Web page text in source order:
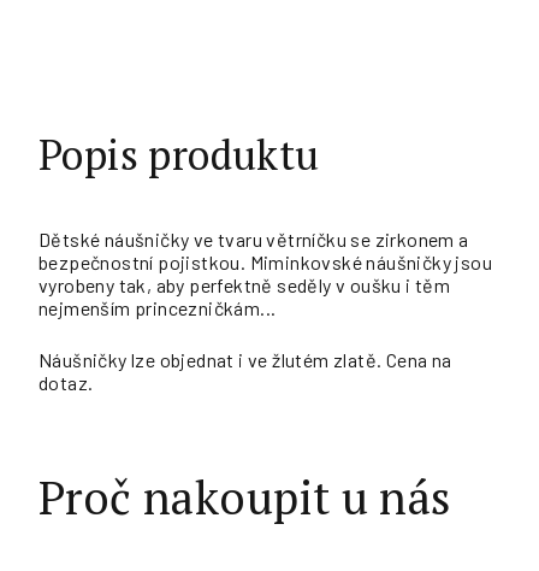
Popis produktu
Dětské náušničky ve tvaru větrníčku se zirkonem a
bezpečnostní pojistkou. Miminkovské náušničky jsou
vyrobeny tak, aby perfektně seděly v oušku i těm
nejmenším princezničkám...
Náušničky lze objednat i ve žlutém zlatě. Cena na
dotaz.
Proč nakoupit u nás